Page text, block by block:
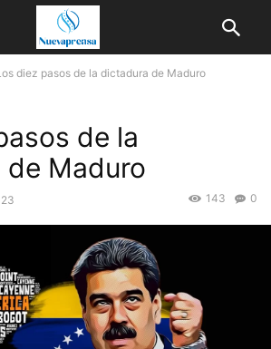
diez pasos de la dictadura de Maduro
de la
Maduro
0
143